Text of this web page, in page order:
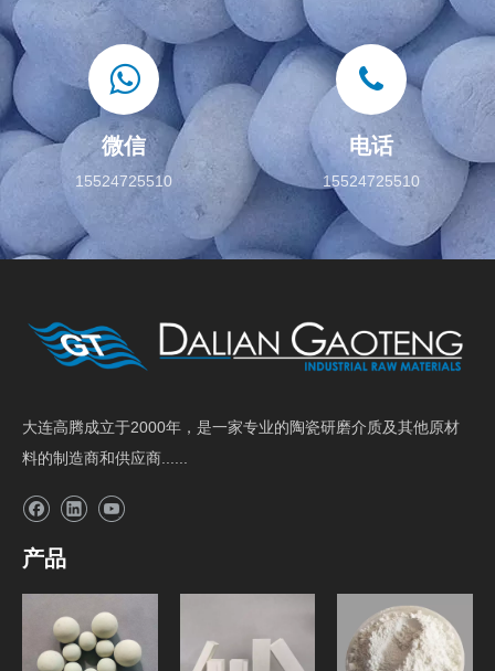
微信
15524725510
电话
15524725510
大连高腾成立于2000年，是一家专业的陶瓷研磨介质及其他原材
料的制造商和供应商......
产品
研磨介质 球磨机内衬砖 原料